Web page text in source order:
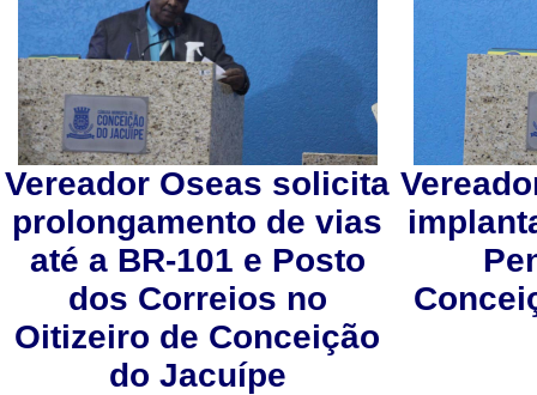
Vereador Oseas solicita
prolongamento de vias
até a BR-101 e Posto
dos Correios no
Oitizeiro de Conceição
do Jacuípe